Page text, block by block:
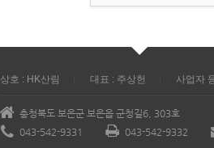
상호 : HK산림 대표 : 주상헌 사업자
충청북도 보은군 보은읍 군청길6, 303호
043-542-9331
043-542-9332